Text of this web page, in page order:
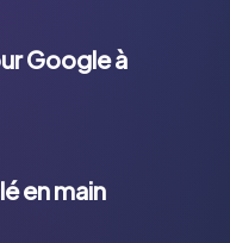
Google à
en main